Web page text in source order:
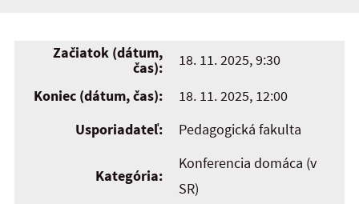
Začiatok (dátum,
čas):
18. 11. 2025, 9:30
Koniec (dátum, čas):
18. 11. 2025, 12:00
Usporiadateľ:
Pedagogická fakulta
Kategória:
Konferencia domáca (v
SR)